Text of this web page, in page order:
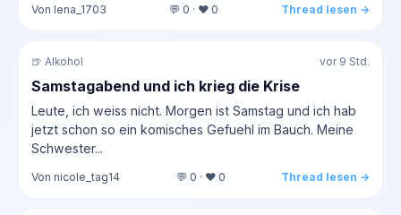
Von lena_1703 💬 0 · ❤️ 0 Thread lesen →
🍺 Alkohol vor 9 Std.
Samstagabend und ich krieg die Krise
Leute, ich weiss nicht. Morgen ist Samstag und ich hab
jetzt schon so ein komisches Gefuehl im Bauch. Meine
Schwester...
Von nicole_tag14 💬 0 · ❤️ 0 Thread lesen →